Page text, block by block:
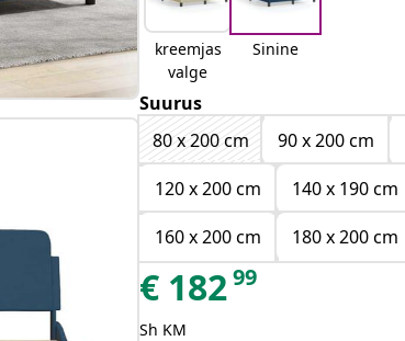
kreemjas
valge
Sinine
Suurus
80 x 200 cm
90 x 200 cm
120 x 200 cm
140 x 190 cm
160 x 200 cm
180 x 200 cm
€ 18299
Sh KM